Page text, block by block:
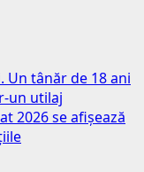
Un tânăr de 18 ani
un utilaj
2026 se afișează